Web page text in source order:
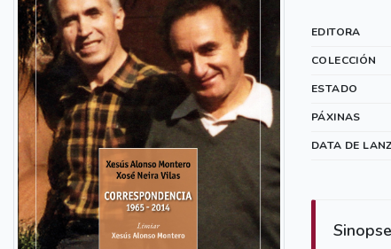
EDITORA
COLECCIÓN
ESTADO
PÁXINAS
DATA DE
Sinopse